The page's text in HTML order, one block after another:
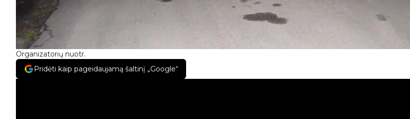
Organizatorių nuotr.
Pridėti kaip pageidaujamą šaltinį „Google“